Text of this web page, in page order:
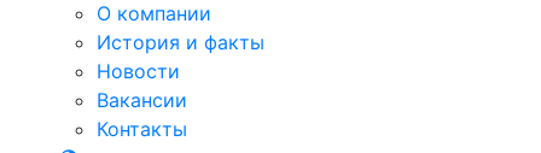
О компании
История и факты
Новости
Вакансии
Контакты